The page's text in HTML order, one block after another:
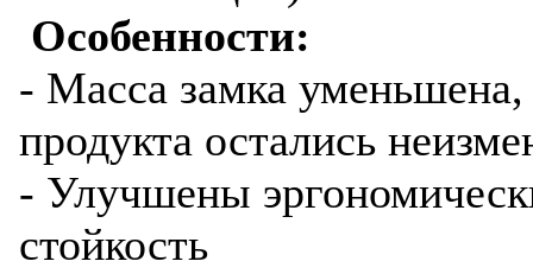
Особенности:
- Масса замка
продукта остались
- Улучшены
стойкость